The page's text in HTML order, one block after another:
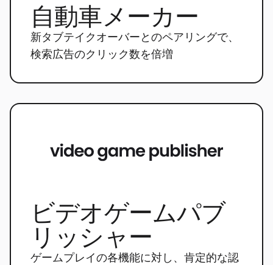
自動車メーカー
新タブテイクオーバーとのペアリングで、
検索広告のクリック数を倍増
ビデオゲームパブ
リッシャー
ゲームプレイの各機能に対し、肯定的な認